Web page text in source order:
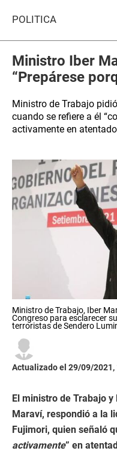
POLÍTICA
Ministro Iber
“Prepárese
Ministro de Trabajo
cuando se refiere a él
activamente en
Ministro de Trabajo, Iber
Congreso para esclarecer
terroristas de Sendero
Actualizado el 29/09/2021,
El ministro de Trabajo
Maraví, respondió a la
Fujimori, quien señaló
activamente” en